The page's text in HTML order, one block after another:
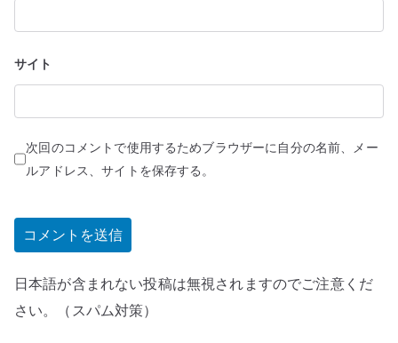
サイト
次回のコメントで使用するためブラウザーに自分の名前、メー
ルアドレス、サイトを保存する。
日本語が含まれない投稿は無視されますのでご注意くだ
さい。（スパム対策）